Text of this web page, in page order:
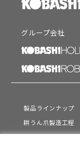
グループ会社
製品ラインナップ
耕うん爪製造工程
サポート